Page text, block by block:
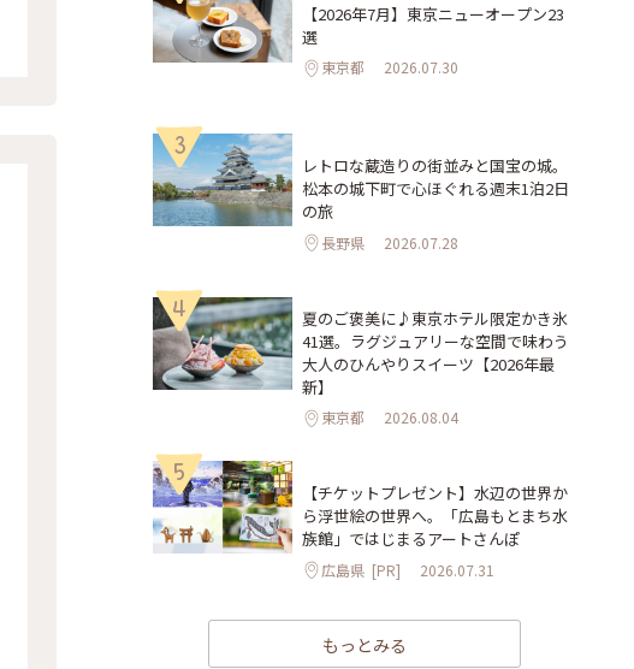
【2026年7月】東京ニューオープン23
選
東京都 2026.07.30
3
レトロな蔵造りの街並みと国宝の城。
松本の城下町で心ほぐれる週末1泊2日
の旅
長野県 2026.07.28
4
夏のご褒美に♪東京ホテル限定かき氷
41選。ラグジュアリーな空間で味わう
大人のひんやりスイーツ【2026年最
新】
東京都 2026.08.04
5
【チケットプレゼント】水辺の世界か
ら浮世絵の世界へ。「広島もとまち水
族館」ではじまるアートさんぽ
広島県 [PR] 2026.07.31
もっとみる